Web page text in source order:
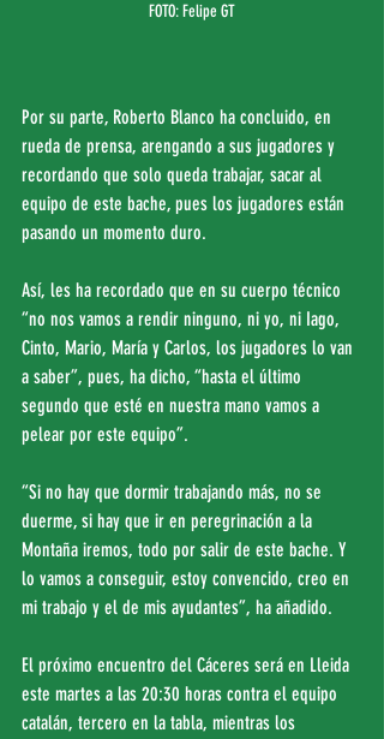
FOTO: Felipe GT
Por su parte, Roberto Blanco ha concluido, en
rueda de prensa, arengando a sus jugadores y
recordando que solo queda trabajar, sacar al
equipo de este bache, pues los jugadores están
pasando un momento duro.
Así, les ha recordado que en su cuerpo técnico
“no nos vamos a rendir ninguno, ni yo, ni Iago,
Cinto, Mario, María y Carlos, los jugadores lo van
a saber”, pues, ha dicho, “hasta el último
segundo que esté en nuestra mano vamos a
pelear por este equipo”.
“Si no hay que dormir trabajando más, no se
duerme, si hay que ir en peregrinación a la
Montaña iremos, todo por salir de este bache. Y
lo vamos a conseguir, estoy convencido, creo en
mi trabajo y el de mis ayudantes”, ha añadido.
El próximo encuentro del Cáceres será en Lleida
este martes a las 20:30 horas contra el equipo
catalán, tercero en la tabla, mientras los